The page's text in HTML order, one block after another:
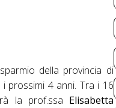
della provincia di
prossimi 4 anni. Tra i 16
la prof.ssa Elisabetta